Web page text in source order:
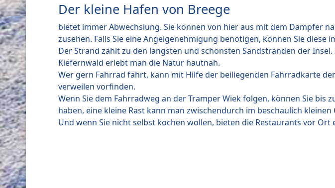
Der kleine Hafen von Breege
bietet immer Abwechslung. Sie können von hier aus mit dem Dampfer
zusehen. Falls Sie eine Angelgenehmigung benötigen, können Sie diese
Der Strand zählt zu den längsten und schönsten Sandstränden der
Kiefernwald erlebt man die Natur hautnah.
Wer gern Fahrrad fährt, kann mit Hilfe der beiliegenden Fahrradkarte
verweilen vorfinden.
Wenn Sie dem Fahrradweg an der Tramper Wiek folgen, können Sie
haben, eine kleine Rast kann man zwischendurch im beschaulich
Und wenn Sie nicht selbst kochen wollen, bieten die Restaurants vor